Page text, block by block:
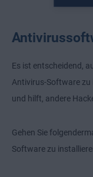
Es ist entscheidend,
Antivirus-Software zu
und hilft, andere
Gehen Sie
Software zu